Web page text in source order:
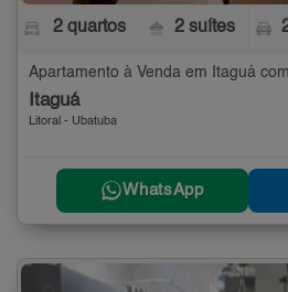
2 quartos 2 suítes
Apartamento à Venda em Itaguá
Itaguá
Litoral - Ubatuba
WhatsApp